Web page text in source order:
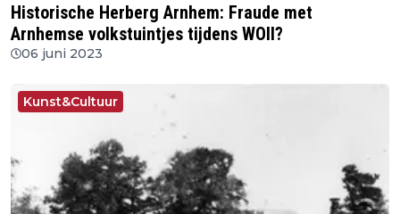
Historische Herberg Arnhem: Fraude met
Arnhemse volkstuintjes tijdens WOII?
06 juni 2023
Kunst&Cultuur